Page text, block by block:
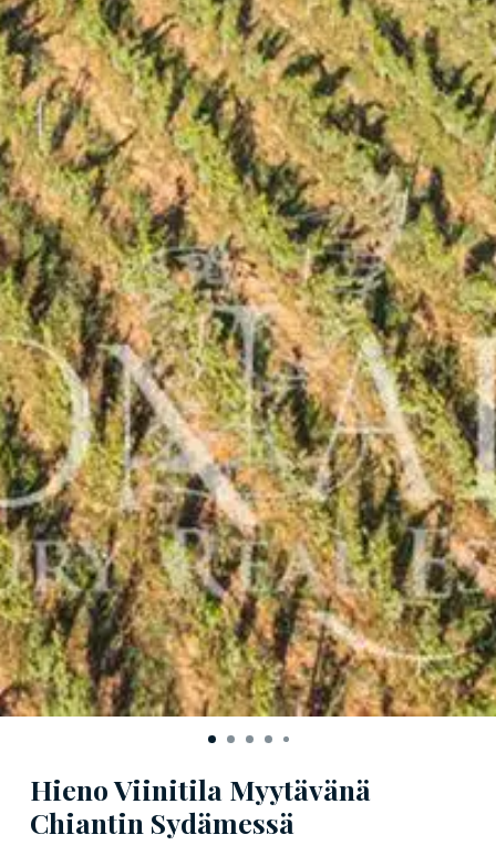
Hieno Viinitila Myytävänä
Chiantin Sydämessä